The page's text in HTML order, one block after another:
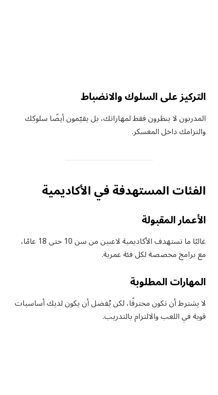
التركيز على السلوك والانضباط
المدربون لا ينظرون فقط لمهاراتك، بل يقيّمون أيضًا سلوكك
والتزامك داخل المعسكر.
الفئات المستهدفة في الأكاديمية
الأعمار المقبولة
غالبًا ما تستهدف الأكاديمية لاعبين من سن 10 حتى 18 عامًا،
مع برامج مخصصة لكل فئة عمرية.
المهارات المطلوبة
لا يشترط أن تكون محترفًا، لكن يُفضل أن يكون لديك أساسيات
قوية في اللعب والالتزام بالتدريب.